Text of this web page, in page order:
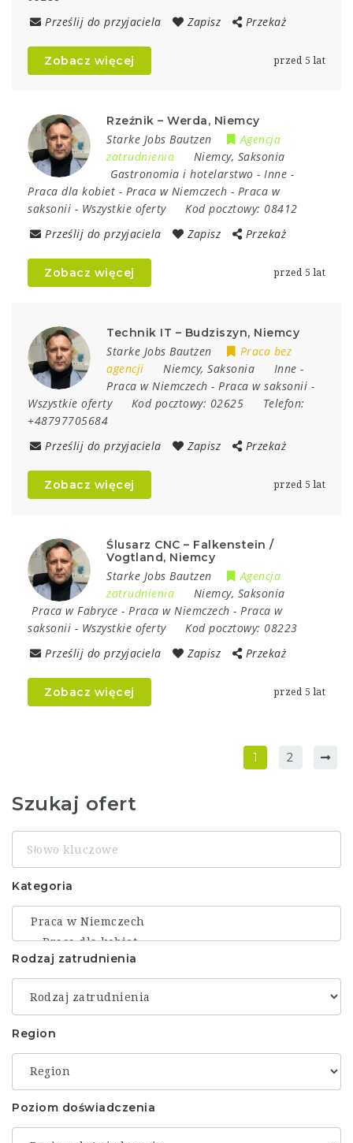
Prześlij do przyjaciela
Zapisz Przekaż
Zobacz więcej przed 5 lat
Rzeźnik – Werda, Niemcy
Starke Jobs Bautzen
Agencja
zatrudnienia
Niemcy, Saksonia
Gastronomia i hotelarstwo - Inne -
Praca dla kobiet - Praca w Niemczech - Praca w
saksonii - Wszystkie oferty Kod pocztowy: 08412
Prześlij do przyjaciela
Zapisz Przekaż
Zobacz więcej przed 5 lat
Technik IT – Budziszyn, Niemcy
Starke Jobs Bautzen
Praca bez
agencji
Niemcy, Saksonia Inne -
Praca w Niemczech - Praca w saksonii -
Wszystkie oferty
Kod pocztowy: 02625
Telefon:
+48797705684
Prześlij do przyjaciela
Zapisz Przekaż
Zobacz więcej przed 5 lat
Ślusarz CNC – Falkenstein /
Vogtland, Niemcy
Starke Jobs Bautzen
Agencja
zatrudnienia
Niemcy, Saksonia
Praca w Fabryce - Praca w Niemczech - Praca w
saksonii - Wszystkie oferty Kod pocztowy: 08223
Prześlij do przyjaciela
Zapisz Przekaż
Zobacz więcej przed 5 lat
1 2
Szukaj ofert
Słowo
kluczowe
Kategoria
Rodzaj zatrudnienia
Region
Poziom doświadczenia